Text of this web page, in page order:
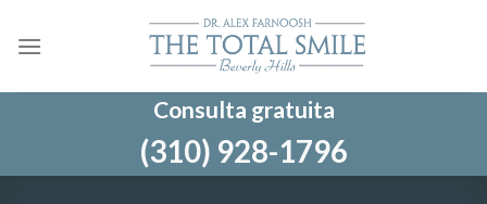
Consulta gratuita
(310) 928-1796